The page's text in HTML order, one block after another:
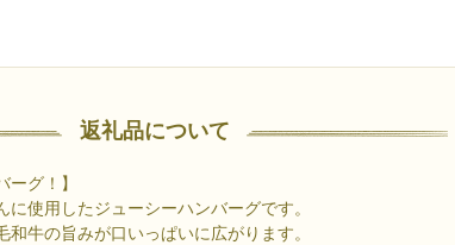
返礼品について
ーグ！】
に使用したジューシーハンバーグです。
和牛の旨みが口いっぱいに広がります。